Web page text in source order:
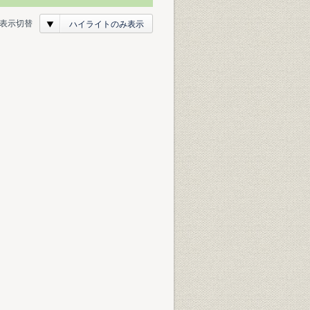
表示切替 ハイライトのみ表示